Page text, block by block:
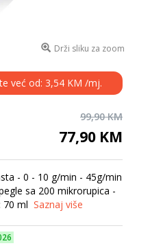
Drži sliku za zoom
već od: 3,54 KM /mj.
99,90 KM
77,90 KM
- 0 - 10 g/min - 45g/min
sa 200 mikrorupica -
70 ml Saznaj više